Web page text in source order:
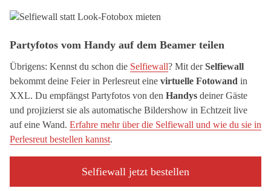
Partyfotos vom Handy auf dem Beamer teilen
Übrigens: Kennst du schon die Selfiewall? Mit derSelfiewall
bekommt deine Feier in Perlesreut eine virtuelle Fotowand in
XXL. Du empfängst Partyfotos von den Handys deiner Gäste
und projizierst sie als automatische Bildershow in Echtzeit live
auf eine Wand. Erfahre mehr über die Selfiewall und wie du sie in
Perlesreut bestellen kannst.
Selfiewall jetzt bestellen